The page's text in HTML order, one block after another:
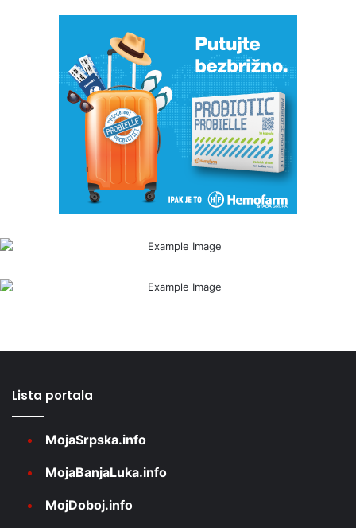
Lista portala
MojaSrpska.info
MojaBanjaLuka.info
MojDoboj.info